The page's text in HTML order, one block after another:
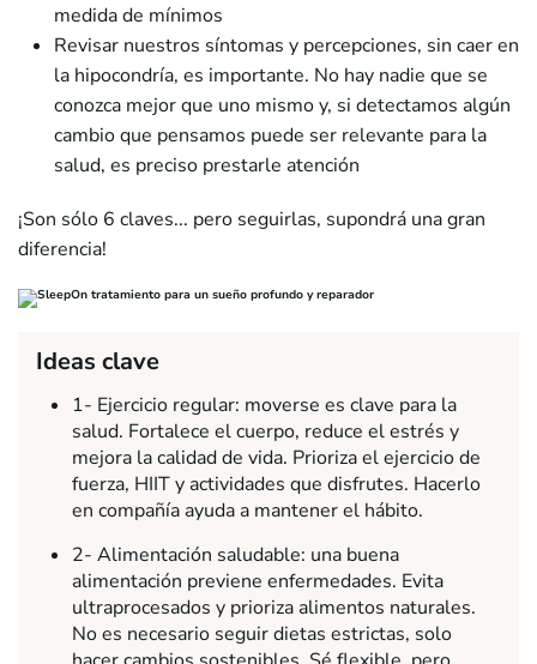
medida de mínimos
Revisar nuestros síntomas y percepciones, sin caer en
la hipocondría, es importante. No hay nadie que se
conozca mejor que uno mismo y, si detectamos algún
cambio que pensamos puede ser relevante para la
salud, es preciso prestarle atención
¡Son sólo 6 claves... pero seguirlas, supondrá una gran
diferencia!
Ideas clave
1- Ejercicio regular: moverse es clave para la
salud. Fortalece el cuerpo, reduce el estrés y
mejora la calidad de vida. Prioriza el ejercicio de
fuerza, HIIT y actividades que disfrutes. Hacerlo
en compañía ayuda a mantener el hábito.
2- Alimentación saludable: una buena
alimentación previene enfermedades. Evita
ultraprocesados y prioriza alimentos naturales.
No es necesario seguir dietas estrictas, solo